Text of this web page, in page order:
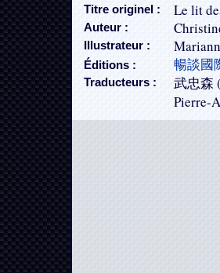
Titre originel : Le lit
Auteur :
Illustrateur :
Éditions : 暢談國
Traducteurs :
武忠森
Pierre-